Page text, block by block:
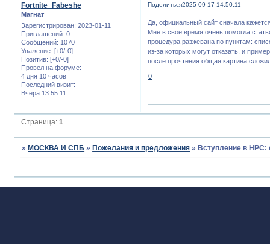
Поделиться2025-09-17 14:50:11
Fortnite_Fabeshe
Магнат
Зарегистрирован: 2023-01-11
Приглашений: 0
Сообщений: 1070
Уважение: [+0/-0]
Позитив: [+0/-0]
Провел на форуме:
4 дня 10 часов
Последний визит:
Вчера 13:55:11
Да, официальный сайт сначала
Мне в свое время очень помогла
процедура разжевана по пунктам:
из-за которых могут отказать, и
после прочтения общая картина
0
Страница:1
»МОСКВА И СПБ »Пожелания и предложения »Вступление в НРС: